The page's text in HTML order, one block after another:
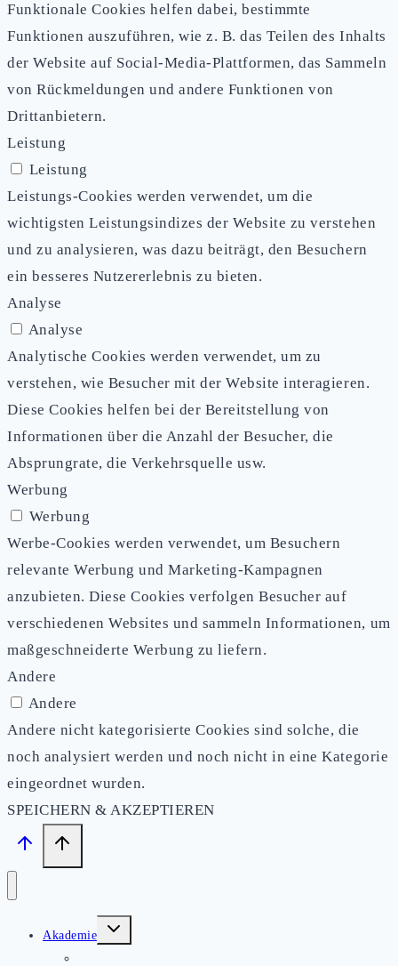
Funktionale Cookies helfen dabei, bestimmte
Funktionen auszuführen, wie z. B. das Teilen des Inhalts
der Website auf Social-Media-Plattformen, das Sammeln
von Rückmeldungen und andere Funktionen von
Drittanbietern.
Leistung
Leistung
Leistungs-Cookies werden verwendet, um die
wichtigsten Leistungsindizes der Website zu verstehen
und zu analysieren, was dazu beiträgt, den Besuchern
ein besseres Nutzererlebnis zu bieten.
Analyse
Analyse
Analytische Cookies werden verwendet, um zu
verstehen, wie Besucher mit der Website interagieren.
Diese Cookies helfen bei der Bereitstellung von
Informationen über die Anzahl der Besucher, die
Absprungrate, die Verkehrsquelle usw.
Werbung
Werbung
Werbe-Cookies werden verwendet, um Besuchern
relevante Werbung und Marketing-Kampagnen
anzubieten. Diese Cookies verfolgen Besucher auf
verschiedenen Websites und sammeln Informationen, um
maßgeschneiderte Werbung zu liefern.
Andere
Andere
Andere nicht kategorisierte Cookies sind solche, die
noch analysiert werden und noch nicht in eine Kategorie
eingeordnet wurden.
SPEICHERN & AKZEPTIEREN
Akademie
Untermenü